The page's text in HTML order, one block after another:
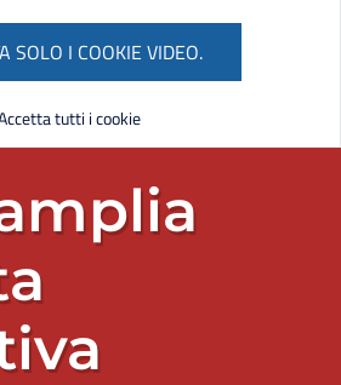
SOLO I COOKIE VIDEO.
tutti i cookie